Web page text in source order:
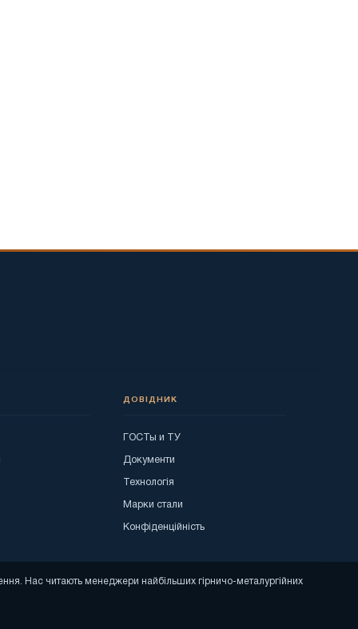
ДОВІДНИК
ГОСТы и ТУ
Документи
Технологія
Марки стали
Конфіденційність
Нас читають менеджери найбільших гірничо-металургійних